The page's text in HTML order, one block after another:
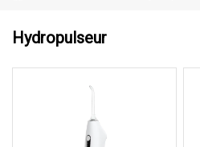
Hydropulseur